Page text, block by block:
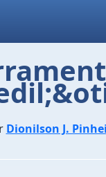
Dionilson J.